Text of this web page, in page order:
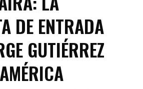
DE ENTRADA
GUTIÉRREZ